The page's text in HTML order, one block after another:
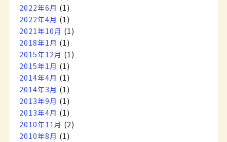
2022年6月 (1)
2022年4月 (1)
2021年10月 (1)
2018年1月 (1)
2015年12月 (1)
2015年1月 (1)
2014年4月 (1)
2014年3月 (1)
2013年9月 (1)
2013年4月 (1)
2010年11月 (2)
2010年8月 (1)